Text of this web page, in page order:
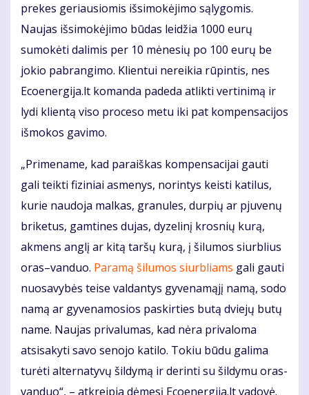
prekes geriausiomis išsimokėjimo sąlygomis.
Naujas išsimokėjimo būdas leidžia 1000 eurų
sumokėti dalimis per 10 mėnesių po 100 eurų be
jokio pabrangimo. Klientui nereikia rūpintis, nes
Ecoenergija.lt komanda padeda atlikti vertinimą ir
lydi klientą viso proceso metu iki pat kompensacijos
išmokos gavimo.
„Primename, kad paraiškas kompensacijai gauti
gali teikti fiziniai asmenys, norintys keisti katilus,
kurie naudoja malkas, granules, durpių ar pjuvenų
briketus, gamtines dujas, dyzelinį krosnių kurą,
akmens anglį ar kitą taršų kurą, į šilumos siurblius
oras–vanduo. Paramą šilumos siurbliams gali gauti
nuosavybės teise valdantys gyvenamąjį namą, sodo
namą ar gyvenamosios paskirties butą dviejų butų
name. Naujas privalumas, kad nėra privaloma
atsisakyti savo senojo katilo. Tokiu būdu galima
turėti alternatyvų šildymą ir derinti su šildymu oras-
vanduo“, – atkreipia dėmesį Ecoenergija.lt vadovė.